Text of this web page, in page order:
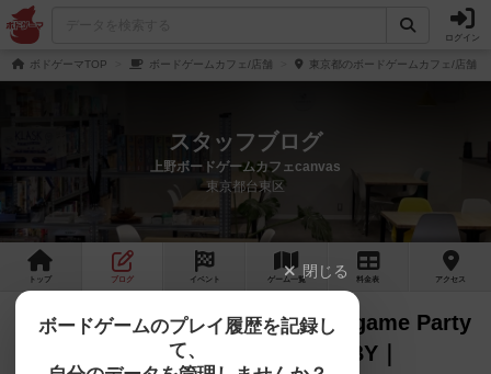
ログイン
ボドゲーマTOP ボードゲームカフェ/店舗 東京都のボードゲームカフェ/店舗
スタッフブログ
上野ボードゲームカフェcanvas
東京都台東区
トップ ブログ イベント ゲーム一覧 料金 表 アクセス
【SPECIAL EVENTS】The Boardgame Party
レポート｜ GAME MARKET DERBY｜
閉じる
ボードゲームのプレイ履歴を記録し
て、